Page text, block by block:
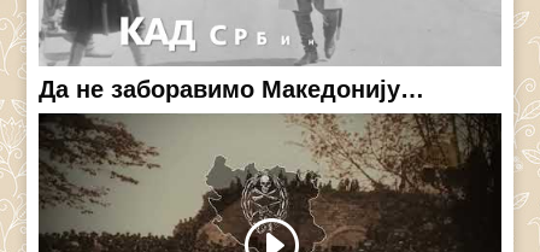
Да не заборавимо Македонију…